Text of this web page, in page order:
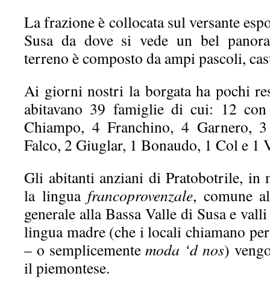
La frazione è collocata sul versante
Susa da dove si vede un bel
terreno è composto da ampi pascoli,
Ai giorni nostri la borgata ha pochi
abitavano 39 famiglie di cui: 12 con
Chiampo, 4 Franchino, 4 Garnero,
Falco, 2 Giuglar, 1 Bonaudo, 1 Col e 1
Gli abitanti anziani di Pratobotrile, in
la lingua francoprovenzale, comune
generale alla Bassa Valle di Susa e
lingua madre (che i locali chiamano
– o semplicementemoda ‘d nos)
il piemontese.